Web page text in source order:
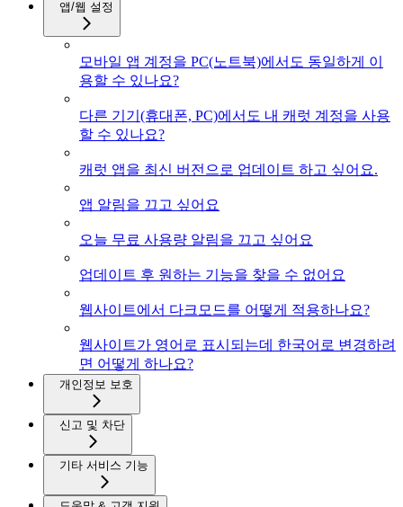
앱/웹 설정
모바일 앱 계정을 PC(노트북)에서도 동일하게 이
용할 수 있나요?
다른 기기(휴대폰, PC)에서도 내 캐럿 계정을 사용
할 수 있나요?
캐럿 앱을 최신 버전으로 업데이트 하고 싶어요.
앱 알림을 끄고 싶어요
오늘 무료 사용량 알림을 끄고 싶어요
업데이트 후 원하는 기능을 찾을 수 없어요
웹사이트에서 다크모드를 어떻게 적용하나요?
웹사이트가 영어로 표시되는데 한국어로 변경하려
면 어떻게 하나요?
개인정보 보호
신고 및 차단
기타 서비스 기능